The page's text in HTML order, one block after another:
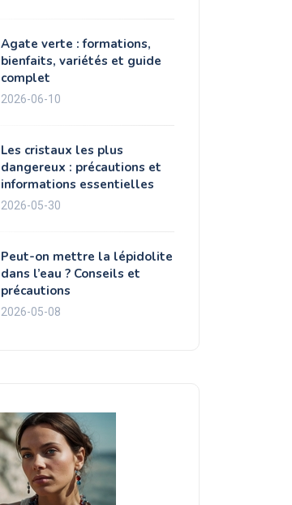
Agate verte : formations,
bienfaits, variétés et guide
complet
2026-06-10
Les cristaux les plus
dangereux : précautions et
informations essentielles
2026-05-30
Peut-on mettre la lépidolite
dans l’eau ? Conseils et
précautions
2026-05-08